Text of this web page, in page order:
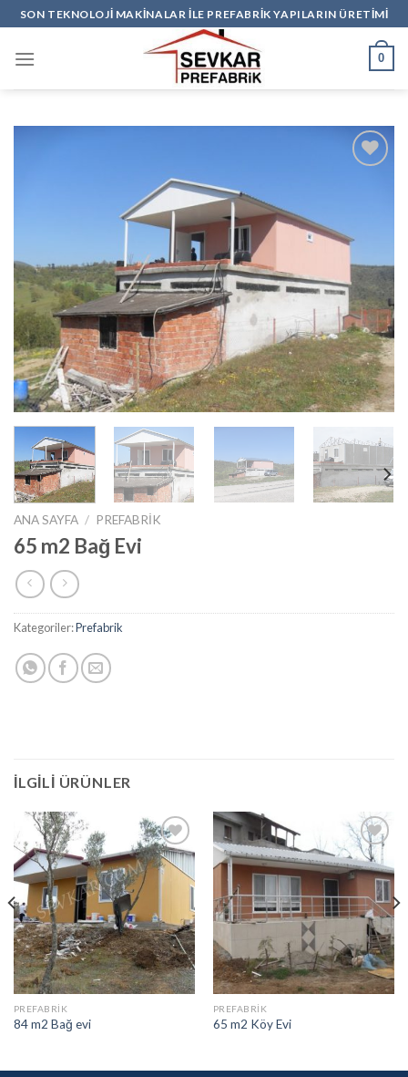
Skip
to
content
SON TEKNOLOJİ MAKİNALAR İLE PREFABRİK YAPILARIN ÜRETİMİ
0
wishlist
ANA SAYFA / PREFABRIK
65 m2 Bağ Evi
Kategoriler:Prefabrik
İLGILI ÜRÜNLER
PREFABRIK
84 m2 Bağ evi
Add to
wishlist
PREFABRIK
65 m2 Köy Evi